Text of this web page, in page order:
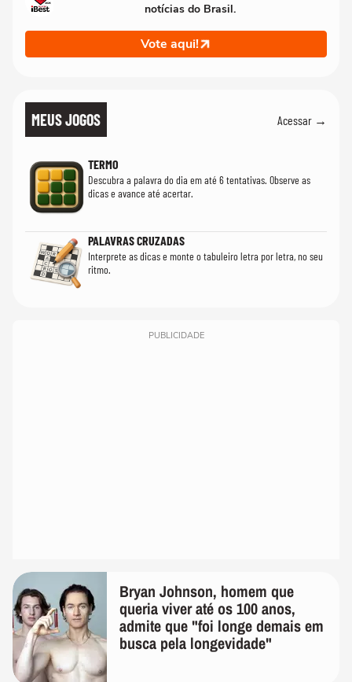
notícias do Brasil.
Vote aqui!
MEUS JOGOS Acessar →
TERMO
Descubra a palavra do dia em até 6 tentativas. Observe as
dicas e avance até acertar.
PALAVRAS CRUZADAS
Interprete as dicas e monte o tabuleiro letra por letra, no seu
ritmo.
PUBLICIDADE
Bryan Johnson, homem que
queria viver até os 100 anos,
admite que "foi longe demais em
busca pela longevidade"